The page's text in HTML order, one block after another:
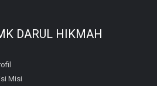
DARUL HIKMAH
Misi